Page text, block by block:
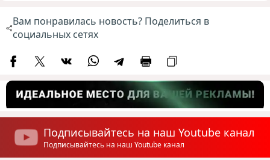
Вам понравилась новость? Поделиться в
социальных сетях
Подписывайтесь на наш Youtube канал
Подписывайтесь на наш Youtube канал